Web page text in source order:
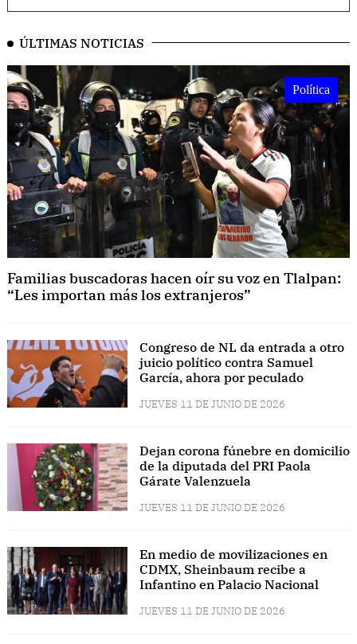
ÚLTIMAS NOTICIAS
Política
Familias buscadoras hacen oír su voz en Tlalpan:
“Les importan más los extranjeros”
Congreso de NL da entrada a otro
juicio político contra Samuel
García, ahora por peculado
JUEVES 11 DE JUNIO DE 2026
Dejan corona fúnebre en domicilio
de la diputada del PRI Paola
Gárate Valenzuela
JUEVES 11 DE JUNIO DE 2026
En medio de movilizaciones en
CDMX, Sheinbaum recibe a
Infantino en Palacio Nacional
JUEVES 11 DE JUNIO DE 2026